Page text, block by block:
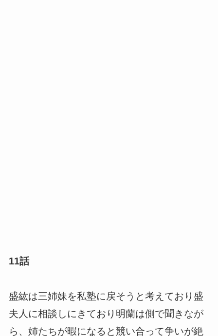
11話
盛紘は三姉妹を私塾に戻そうと考えており盛
夫人に相談しにきており明蘭は側で聞きなが
ら、姉たちが暇になると競い合って争いが絶